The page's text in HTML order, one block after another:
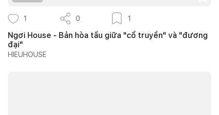
1 0 1
Ngơi House - Bản hòa tấu giữa "cổ truyền" và "đương
đại"
HIEUHOUSE